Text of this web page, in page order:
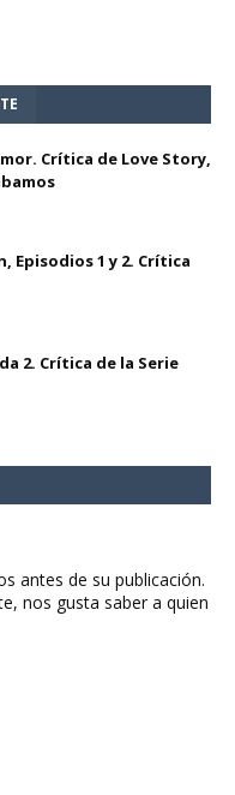
Crítica de Love Story,
Episodios 1 y 2. Crítica
2. Crítica de la Serie
antes de su publicación.
nos gusta saber a quien